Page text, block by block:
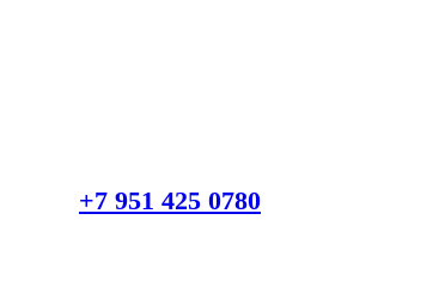
+7 951 425 0780